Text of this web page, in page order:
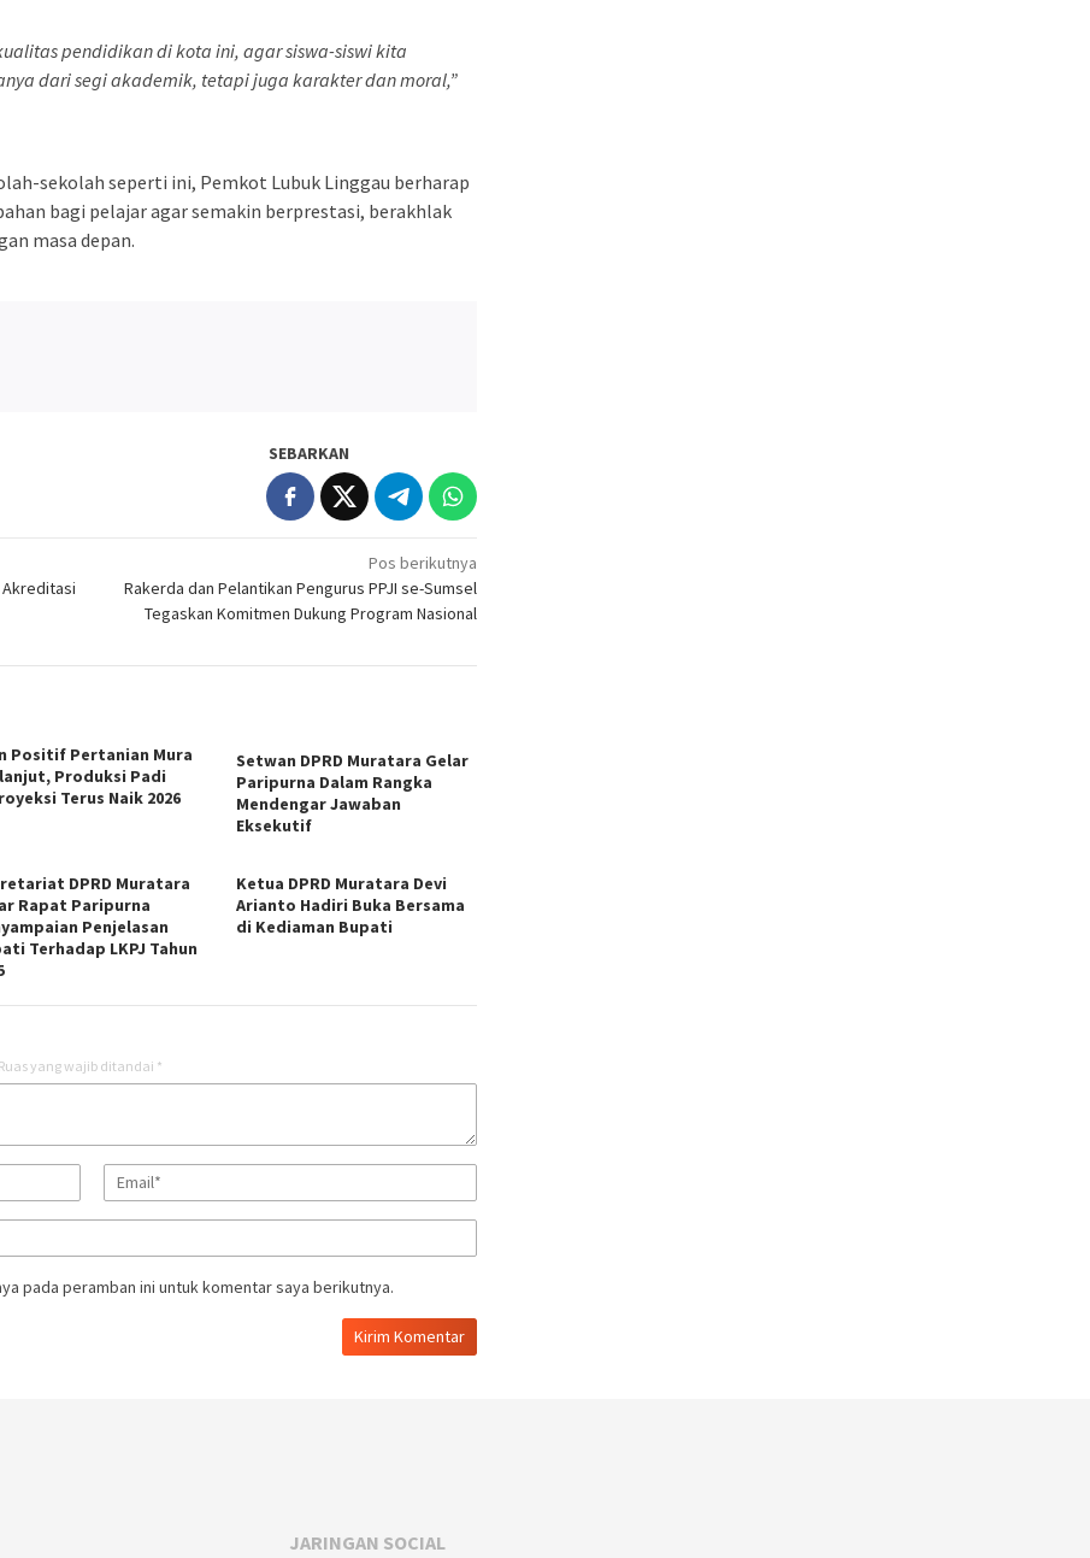
pendidikan di kota ini, agar siswa-siswi kita
dari segi akademik, tetapi juga karakter dan moral,”
sekolah seperti ini, Pemkot Lubuk Linggau berharap
bagi pelajar agar semakin berprestasi, berakhlak
masa depan.
SEBARKAN
Akreditasi
Pos berikutnya
Rakerda dan Pelantikan Pengurus PPJI se-Sumsel
Tegaskan Komitmen Dukung Program Nasional
Positif Pertanian Mura
Produksi Padi
Terus Naik 2026
Setwan DPRD Muratara Gelar
Paripurna Dalam Rangka
Mendengar Jawaban
Eksekutif
DPRD Muratara
Rapat Paripurna
Penjelasan
Terhadap LKPJ Tahun
Ketua DPRD Muratara Devi
Arianto Hadiri Buka Bersama
di Kediaman Bupati
Ruas yang wajib ditandai *
pada peramban ini untuk komentar saya berikutnya.
JARINGAN SOCIAL